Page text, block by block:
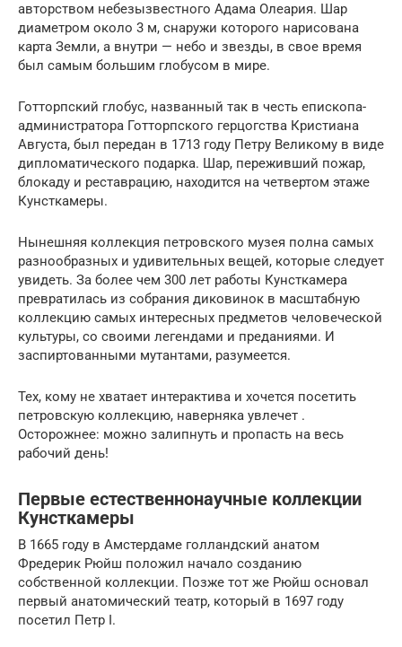
авторством небезызвестного Адама Олеария. Шар
диаметром около 3 м, снаружи которого нарисована
карта Земли, а внутри — небо и звезды, в свое время
был самым большим глобусом в мире.
Готторпский глобус, названный так в честь епископа-
администратора Готторпского герцогства Кристиана
Августа, был передан в 1713 году Петру Великому в виде
дипломатического подарка. Шар, переживший пожар,
блокаду и реставрацию, находится на четвертом этаже
Кунсткамеры.
Нынешняя коллекция петровского музея полна самых
разнообразных и удивительных вещей, которые следует
увидеть. За более чем 300 лет работы Кунсткамера
превратилась из собрания диковинок в масштабную
коллекцию самых интересных предметов человеческой
культуры, со своими легендами и преданиями. И
заспиртованными мутантами, разумеется.
Тех, кому не хватает интерактива и хочется посетить
петровскую коллекцию, наверняка увлечет .
Осторожнее: можно залипнуть и пропасть на весь
рабочий день!
Первые естественнонаучные коллекции
Кунсткамеры
В 1665 году в Амстердаме голландский анатом
Фредерик Рюйш положил начало созданию
собственной коллекции. Позже тот же Рюйш основал
первый анатомический театр, который в 1697 году
посетил Петр I.